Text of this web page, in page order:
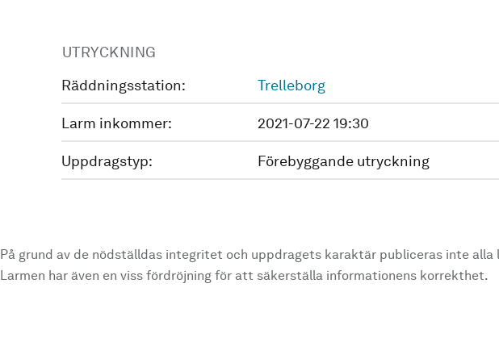
UTRYCKNING
Räddningsstation:
Trelleborg
Larm inkommer: 2021-07-22 19:30
Uppdragstyp: Förebyggande utryckning
På grund av de nödställdas integritet och uppdragets karaktär publiceras inte alla
Larmen har även en viss fördröjning för att säkerställa informationens korrekthet.